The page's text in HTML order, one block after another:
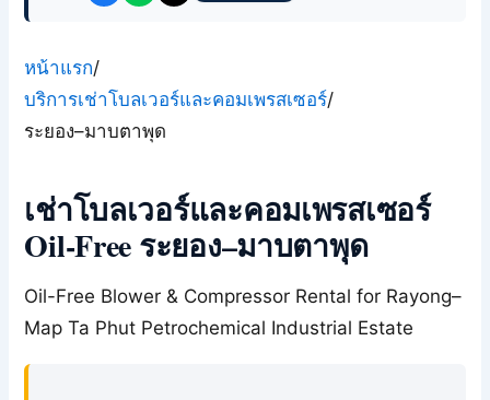
หน้าแรก/
บริการเช่าโบลเวอร์และคอมเพรสเซอร์/
ระยอง–มาบตาพุด
เช่าโบลเวอร์และคอมเพรสเซอร์
Oil-Free ระยอง–มาบตาพุด
Oil-Free Blower & Compressor Rental for Rayong–
Map Ta Phut Petrochemical Industrial Estate